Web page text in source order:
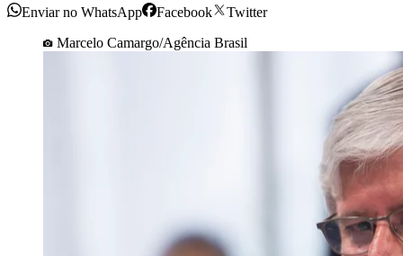
Enviar no WhatsApp Facebook
Twitter
Marcelo Camargo/Agência Brasil